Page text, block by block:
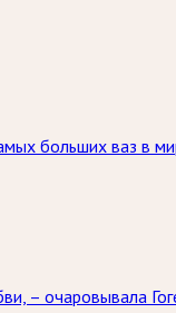
больших ваз в
– очаровывала